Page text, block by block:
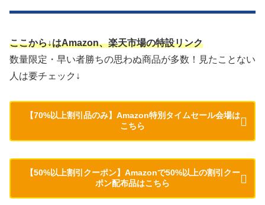
ここから↓はAmazon、楽天市場の特設リンク
数量限定・早い者勝ちの思わぬ商品が多数！見たことない
人は要チェック↓
【70%以上割引品のみ】Amazon特別タイムセール会場は
こちら
【50%以上割引クーポン】Amazonで50%以上の割引クー
ポン配布品はこちら